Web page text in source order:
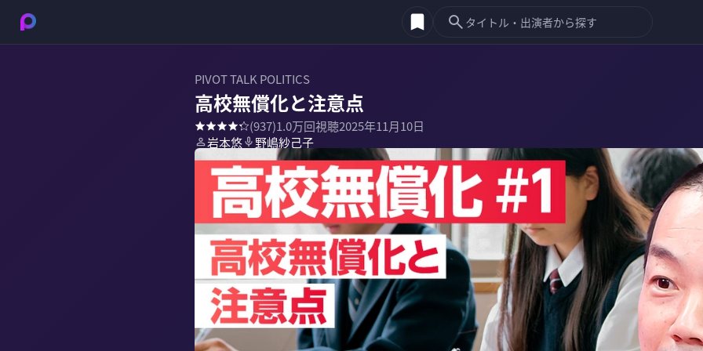
PIVOT TALK POLITICS
高校無償化と注意点
(937)1.0万回視聴2025年11月10日
岩本悠
野嶋紗己子